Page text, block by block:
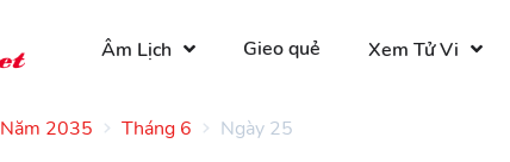
Âm Lịch Gieo quẻ Xem Tử Vi
Năm 2035 Tháng 6 Ngày 25